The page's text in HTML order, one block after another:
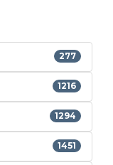
277
1216
1294
1451